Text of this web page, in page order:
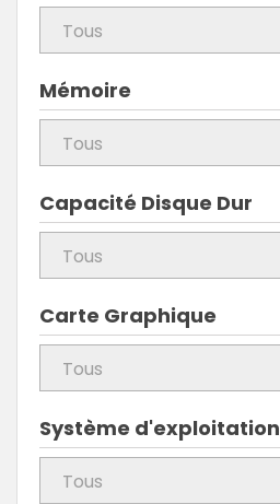
Mémoire
Capacité Disque Dur
Carte Graphique
Système d'exploitation